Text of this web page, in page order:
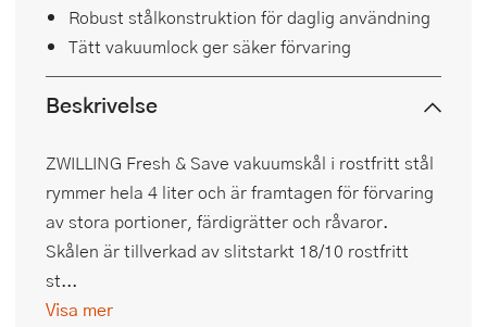
Robust stålkonstruktion för daglig användning
Tätt vakuumlock ger säker förvaring
Beskrivelse
ZWILLING Fresh & Save vakuumskål i rostfritt stål
rymmer hela 4 liter och är framtagen för förvaring
av stora portioner, färdigrätter och råvaror.
Skålen är tillverkad av slitstarkt 18/10 rostfritt
st...
Visa mer